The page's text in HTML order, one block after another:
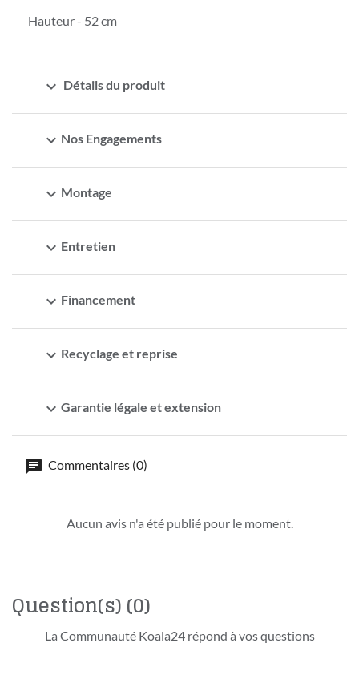
Hauteur - 52 cm
expand_more Détails du produit
expand_more Nos Engagements
expand_more Montage
expand_more Entretien
expand_more Financement
expand_more Recyclage et reprise
expand_more Garantie légale et extension
Commentaires (0)
Aucun avis n'a été publié pour le moment.
Question(s)(0)
La Communauté Koala24 répond à vos questions